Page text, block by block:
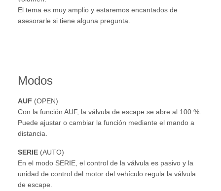
El tema es muy amplio y estaremos encantados de
asesorarle si tiene alguna pregunta.
Modos
AUF (OPEN)
Con la función AUF, la válvula de escape se abre al 100 %.
Puede ajustar o cambiar la función mediante el mando a
distancia.
SERIE (AUTO)
En el modo SERIE, el control de la válvula es pasivo y la
unidad de control del motor del vehículo regula la válvula
de escape.